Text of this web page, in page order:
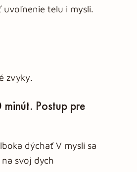
telu i mysli.
zvyky.
Postup pre
dýchať V mysli sa
svoj dych